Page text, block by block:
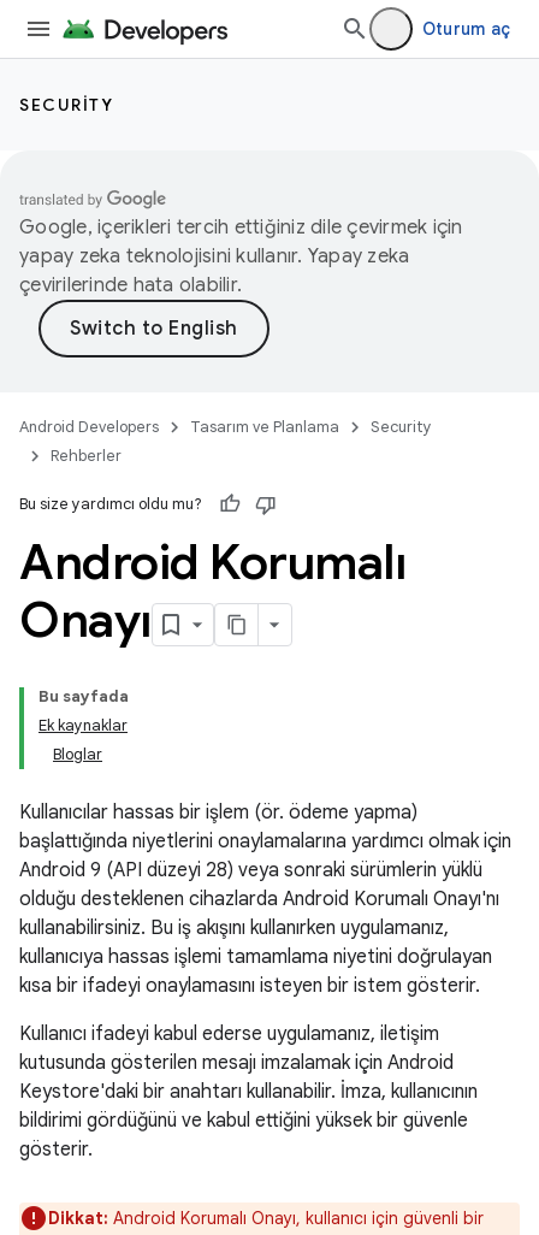
Oturum aç
SECURITY
Google, içerikleri tercih ettiğiniz dile çevirmek için
yapay zeka teknolojisini kullanır. Yapay zeka
çevirilerinde hata olabilir.
Android Developers Tasarım ve Planlama
Security
Rehberler
Bu size yardımcı oldu mu?
Android Korumalı
Onayı
Bu sayfada
Ek kaynaklar
Bloglar
Kullanıcılar hassas bir işlem (ör. ödeme yapma)
başlattığında niyetlerini onaylamalarına yardımcı olmak için
Android 9 (API düzeyi 28) veya sonraki sürümlerin yüklü
olduğu desteklenen cihazlarda Android Korumalı Onayı'nı
kullanabilirsiniz. Bu iş akışını kullanırken uygulamanız,
kullanıcıya hassas işlemi tamamlama niyetini doğrulayan
kısa bir ifadeyi onaylamasını isteyen bir istem gösterir.
Kullanıcı ifadeyi kabul ederse uygulamanız, iletişim
kutusunda gösterilen mesajı imzalamak için Android
Keystore'daki bir anahtarı kullanabilir. İmza, kullanıcının
bildirimi gördüğünü ve kabul ettiğini yüksek bir güvenle
gösterir.
Dikkat: Android Korumalı Onayı, kullanıcı için güvenli bir